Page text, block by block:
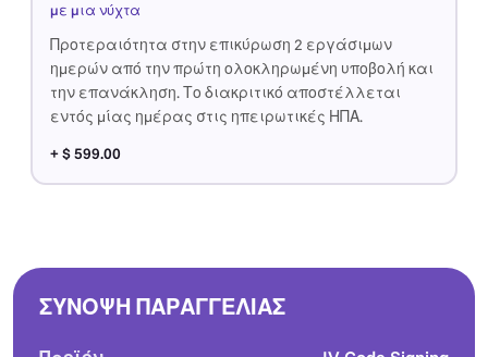
με μια νύχτα
Προτεραιότητα στην επικύρωση 2 εργάσιμων
ημερών από την πρώτη ολοκληρωμένη υποβολή και
την επανάκληση. Το διακριτικό αποστέλλεται
εντός μίας ημέρας στις ηπειρωτικές ΗΠΑ.
+ $ 599.00
ΣΥΝΟΨΗ ΠΑΡΑΓΓΕΛΙΑΣ